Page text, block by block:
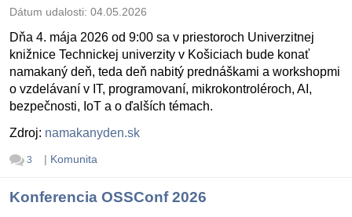
Dátum udalosti: 04.05.2026
Dňa 4. mája 2026 od 9:00 sa v priestoroch Univerzitnej
knižnice Technickej univerzity v Košiciach bude konať
namakaný deň, teda deň nabitý prednáškami a workshopmi
o vzdelávaní v IT, programovaní, mikrokontroléroch, AI,
bezpečnosti, IoT a o ďalších témach.
Zdroj: namakanyden.sk
3 | Komunita
Konferencia OSSConf 2026